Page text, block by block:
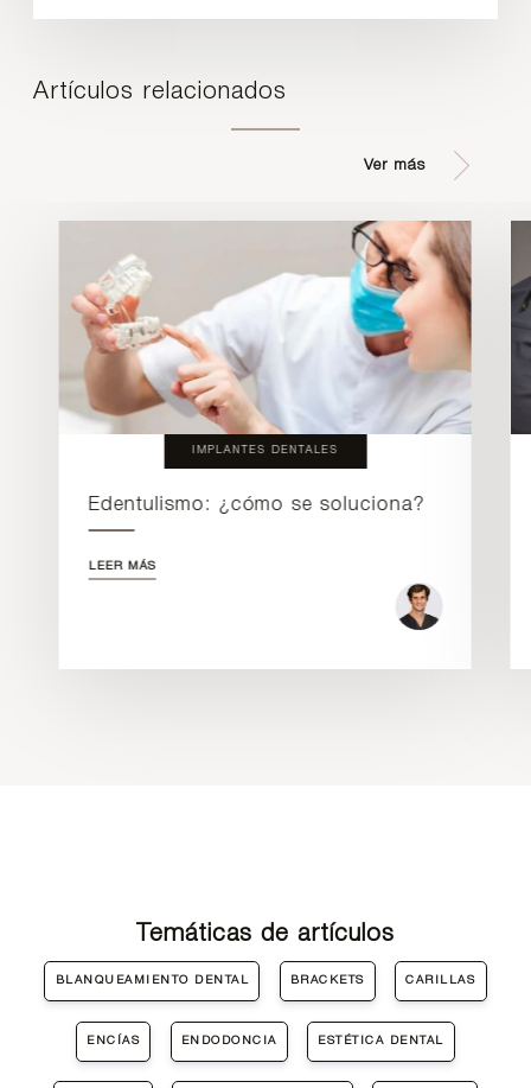
Artículos relacionados
Ver más
IMPLANTES DENTALES
Edentulismo: ¿cómo se soluciona?
LEER MÁS
Temáticas de artículos
BLANQUEAMIENTO DENTAL BRACKETS CARILLAS
ENCÍAS ENDODONCIA ESTÉTICA DENTAL